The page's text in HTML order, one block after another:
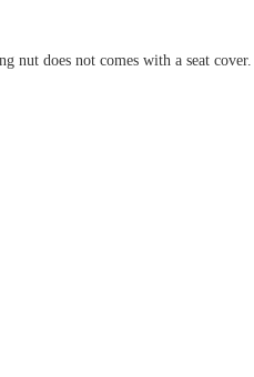
nut does not comes with a seat cover.